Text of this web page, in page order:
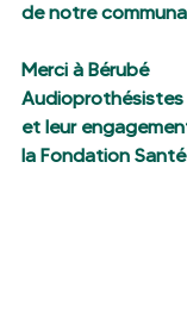
de notre
Merci à Bérubé
Audioprothésistes
et leur
la Fondation